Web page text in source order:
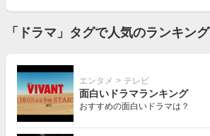
「ドラマ」タグで人気のランキング
エンタメ > テレビ
面白いドラマランキング
おすすめの面白いドラマは？